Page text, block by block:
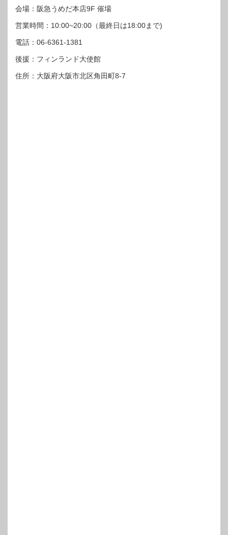
会場：阪急うめだ本店9F 催場
営業時間：10:00~20:00（最終日は18:00まで)
電話：06-6361-1381
後援：フィンランド大使館
住所：大阪府大阪市北区角田町8-7